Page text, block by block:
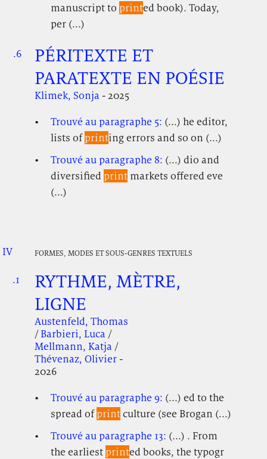
manuscript to printed book). Today,
per (...)
.6.
PÉRITEXTE ET
PARATEXTE EN POÉSIE
Klimek, Sonja- 2025
Trouvé au paragraphe 5: (...) he editor,
lists ofprinting errors and so on (...)
Trouvé au paragraphe 8: (...) dio and
diversified printmarkets offered eve
(...)
IV. FORMES, MODES ET SOUS-GENRES TEXTUELS
.1
RYTHME, MÈTRE,
LIGNE
Austenfeld, Thomas
/Barbieri, Luca/
Mellmann, Katja/
Thévenaz, Olivier-
2026
Trouvé au paragraphe 9: (...) ed to the
spread ofprintculture (see Brogan (...)
Trouvé au paragraphe 13: (...) . From
the earliest printed books, the typogr